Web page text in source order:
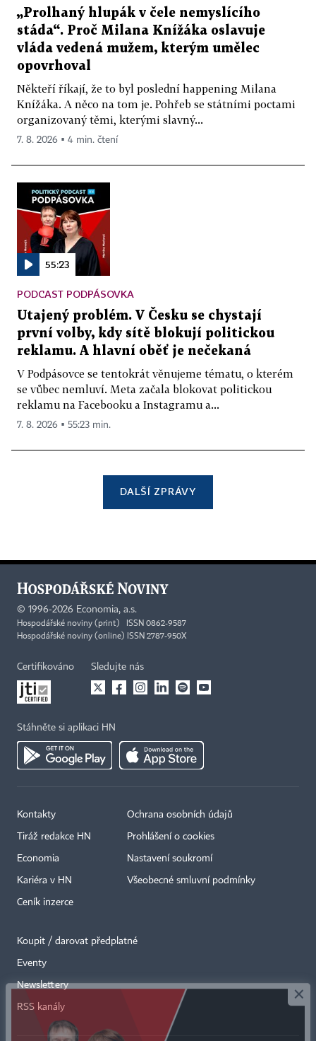
„Prolhaný hlupák v čele nemyslícího
stáda“. Proč Milana Knížáka oslavuje
vláda vedená mužem, kterým umělec
opovrhoval
Někteří říkají, že to byl poslední happening Milana
Knížáka. A něco na tom je. Pohřeb se státními poctami
organizovaný těmi, kterými slavný...
7. 8. 2026 ▪ 4 min. čtení
55:23
PODCAST PODPÁSOVKA
Utajený problém. V Česku se chystají
první volby, kdy sítě blokují politickou
reklamu. A hlavní oběť je nečekaná
V Podpásovce se tentokrát věnujeme tématu, o kterém
se vůbec nemluví. Meta začala blokovat politickou
reklamu na Facebooku a Instagramu a...
7. 8. 2026 ▪ 55:23 min.
DALŠÍ ZPRÁVY
© 1996-2026 Economia, a.s.
Hospodářské noviny (print) ISSN 0862-9587
Hospodářské noviny (online) ISSN 2787-950X
Certifikováno Sledujte nás
Stáhněte si aplikaci HN
Kontakty
Tiráž redakce HN
Economia
Kariéra v HN
Ceník inzerce
Ochrana osobních údajů
Prohlášení o cookies
Nastavení soukromí
Všeobecné smluvní podmínky
Koupit / darovat předplatné
Eventy
Newslettery
RSS kanály